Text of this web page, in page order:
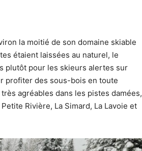
la moitié de son domaine skiable
étaient laissées au naturel, le
plutôt pour les skieurs alertes sur
profiter des sous-bois en toute
agréables dans les pistes damées,
Rivière, La Simard, La Lavoie et